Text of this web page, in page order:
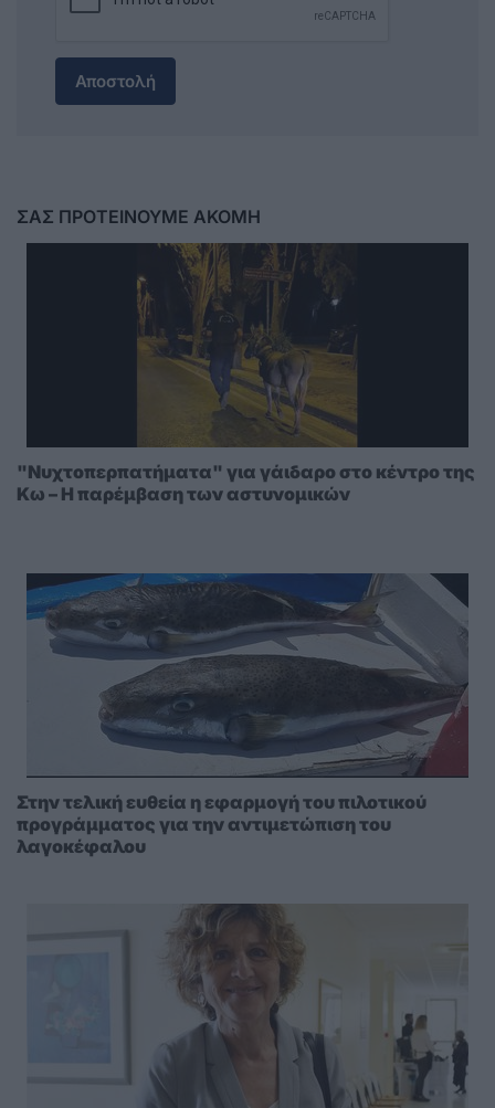
Αποστολή
ΣΑΣ ΠΡΟΤΕΙΝΟΥΜΕ ΑΚΟΜΗ
"Νυχτοπερπατήματα" για γάιδαρο στο κέντρο της
Κω – Η παρέμβαση των αστυνομικών
Στην τελική ευθεία η εφαρμογή του πιλοτικού
προγράμματος για την αντιμετώπιση του
λαγοκέφαλου